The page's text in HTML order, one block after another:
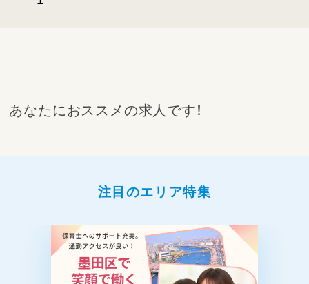
あなたにおススメの求人です！
注目のエリア特集